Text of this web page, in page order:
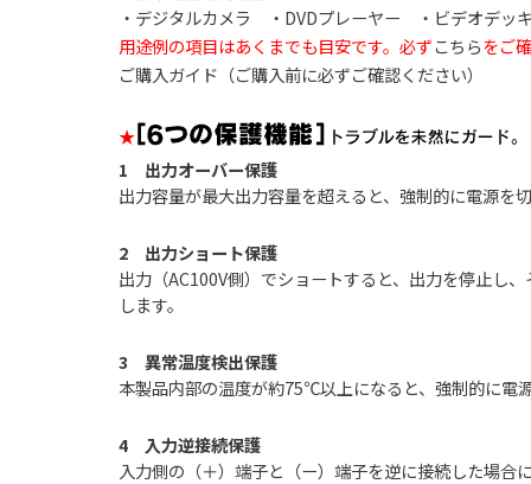
その他製品
バッテリー充 DC/ACインバ DC/DCコンバ
・デジタルカメラ ・DVDプレーヤー ・ビデオデ
用途例の項目はあくまでも目安です。必ずこちらをご
ご購入ガイド（ご購入前に必ずご確認ください）
★
1 出力オーバー保護
出力容量が最大出力容量を超えると、強制的に電源を
2 出力ショート保護
出力（AC100V側）でショートすると、出力を停止し
します。
3 異常温度検出保護
本製品内部の温度が約75℃以上になると、強制的に電
4 入力逆接続保護
入力側の（＋）端子と（ー）端子を逆に接続した場合